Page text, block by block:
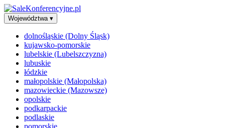
Województwa ▾
dolnośląskie (Dolny Śląsk)
kujawsko-pomorskie
lubelskie (Lubelszczyzna)
lubuskie
łódzkie
małopolskie (Małopolska)
mazowieckie (Mazowsze)
opolskie
podkarpackie
podlaskie
pomorskie